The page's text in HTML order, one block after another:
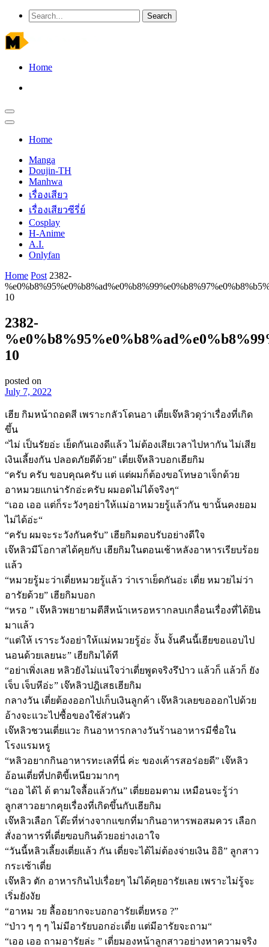
Home
Home
Manga
Doujin-TH
Manhwa
เรื่องเสียว
เรื่องเสียวซีรี่ย์
Cosplay
H-Anime
A.I.
Onlyfan
Home Post 2382-
10
2382-
10
posted on
July 7, 2022
เฮีย กิมหน้าถอดสี เพราะกลัวโดนอา เตี่ยเจ๊หลิวดุว่าเรื่องที่เกิด
ขึ้น
“ไม่ เป็นรัยอ่ะ เย็ดกันเองดีแล้ว ไม่ต้องเสียเวลาไปหากัน ไม่เสีย
เงินเลี้ยงกัน ปลอดภัยดีด้วย” เตี่ยเจ๊หลิวบอกเฮียกิม
“ครับ ครับ ขอบคุณครับ แต่ แต่ผมก็ต้องขอโทษอาเจ็กด้วย
อาหมวยแกน่ารักอ่ะครับ ผมอดไม่ได้จริงๆ“
“เออ เออ แต่ก็ระวังๆอย่าให้แม่อาหมวยรู้แล้วกัน ขานั้นคงยอม
ไม่ได้อ่ะ“
“ครับ ผมจะระวังกันครับ” เฮียกิมตอบรับอย่างดีใจ
เจ๊หลิวมีโอกาสได้คุยกับ เฮียกิมในตอนเช้าหลังอาหารเรียบร้อย
แล้ว
“หมวยรู้มะว่าเตี่ยหมวยรู้แล้ว ว่าเราเย็ดกันอ่ะ เตี่ย หมวยไม่ว่า
อารัยด้วย” เฮียกิมบอก
“หรอ ” เจ๊หลิวพยายามตีสีหน้าเหรอหรากลบเกลื่อนเรื่องที่ได้ยิน
มาแล้ว
“แต่ให้ เราระวังอย่าให้แม่หมวยรู้อ่ะ งั้น งั้นคืนนี้เฮียขอแอบไป
นอนด้วยเลยนะ” เฮียกิมได้ที
“อย่าเพิ่งเลย หลิวยังไม่แน่ใจว่าเตี่ยพูดจริงรึป่าว แล้วก็ แล้วก็ ยัง
เจ็บ เจ็บหีอ่ะ” เจ๊หลิวปฎิเสธเฮียกิม
กลางวัน เตี่ยต้องออกไปเก็บเงินลูกค้า เจ๊หลิวเลยขอออกไปด้วย
อ้างจะแวะไปซื้อของใช้ส่วนตัว
เจ๊หลิวชวนเตี่ยแวะ กินอาหารกลางวันร้านอาหารมีชื่อใน
โรงแรมหรู
“หลิวอยากกินอาหารทะเลที่นี่ ค่ะ ของเค้ารสอร่อยดี” เจ๊หลิว
อ้อนเตี่ยที่ปกติขี้เหนียวมากๆ
“เออ ได้ไ ด้ ตามใจลื้อแล้วกัน” เตี่ยยอมตาม เหมือนจะรู้ว่า
ลูกสาวอยากคุยเรื่องที่เกิดขึ้นกับเฮียกิม
เจ๊หลิวเลือก โต๊ะที่ห่างจากแขกที่มากินอาหารพอสมควร เลือก
สั่งอาหารที่เตี่ยฃอบกินด้วยอย่างเอาใจ
“วันนี้หลิวเลี้ยงเตี่ยแล้ว กัน เตี่ยจะได้ไม่ต้องจ่ายเงิน อิอิ” ลูกสาว
กระเซ้าเตี่ย
เจ๊หลิว ตัก อาหารกินไปเรื่อยๆ ไม่ได้คุยอารัยเลย เพราะไม่รู้จะ
เริ่มยังงัย
“อาหม วย ลื้ออยากจะบอกอารัยเตี่ยหรอ ?”
“ป่าว ๆ ๆ ๆ ไม่มีอารัยบอกอ่ะเตี่ย แต่มีอารัยจะถาม“
“เออ เออ ถามอารัยล่ะ ” เตี่ยมองหน้าลูกสาวอย่างหาความจริง